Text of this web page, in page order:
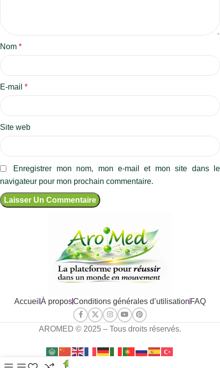
Nom *
E-mail *
Site web
Enregistrer mon nom, mon e-mail et mon site dans le
navigateur pour mon prochain commentaire.
Accueil À proposConditions générales d’utilisation FAQ
AROMED © 2025 – Tous droits réservés.
0